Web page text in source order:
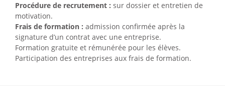
Procédure de recrutement : sur dossier et entretien de
motivation.
Frais de formation : admission confirmée après la
signature d’un contrat avec une entreprise.
Formation gratuite et rémunérée pour les élèves.
Participation des entreprises aux frais de formation.